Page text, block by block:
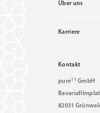
Über uns
Karriere
Kontakt
pure11 GmbH
82031